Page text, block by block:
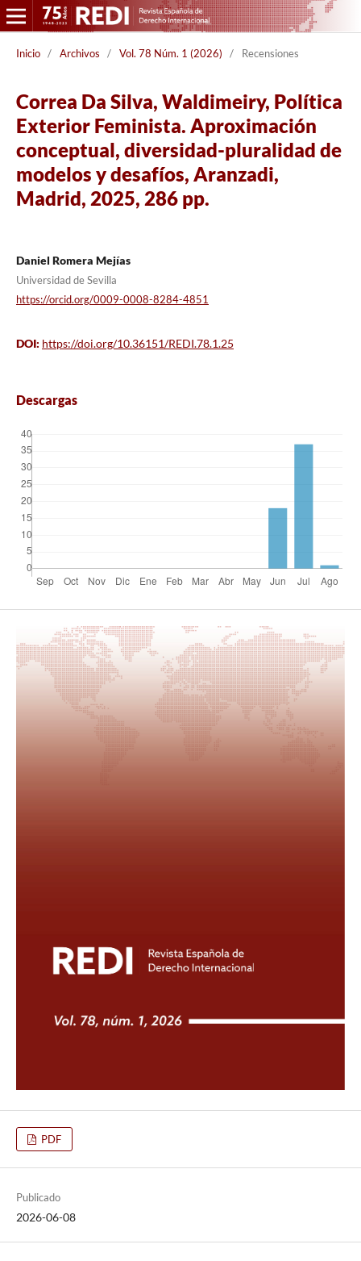
Inicio / Archivos / Vol. 78 Núm. 1 (2026) / Recensiones
Correa Da Silva, Waldimeiry, Política
Exterior Feminista. Aproximación
conceptual, diversidad-pluralidad de
modelos y desafíos, Aranzadi,
Madrid, 2025, 286 pp.
Daniel Romera Mejías
Universidad de Sevilla
https://orcid.org/0009-0008-8284-4851
DOI: https://doi.org/10.36151/REDI.78.1.25
Descargas
PDF
Publicado
2026-06-08